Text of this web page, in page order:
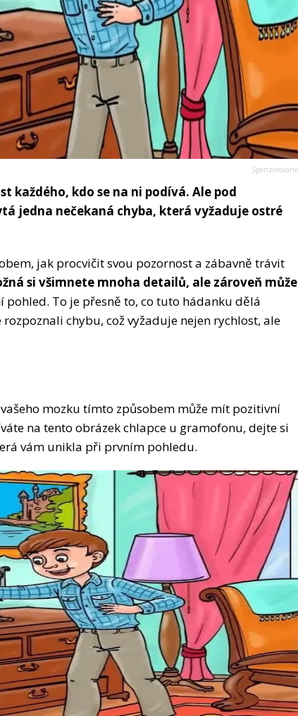
každého, kdo se na ni podívá. Ale pod
jedna nečekaná chyba, která vyžaduje ostré
jak procvičit svou pozornost a zábavně trávit
si všimnete mnoha detailů, ale zároveň může
pohled. To je přesně to, co tuto hádanku dělá
chybu, což vyžaduje nejen rychlost, ale
mozku tímto způsobem může mít pozitivní
na tento obrázek chlapce u gramofonu, dejte si
vám unikla při prvním pohledu.